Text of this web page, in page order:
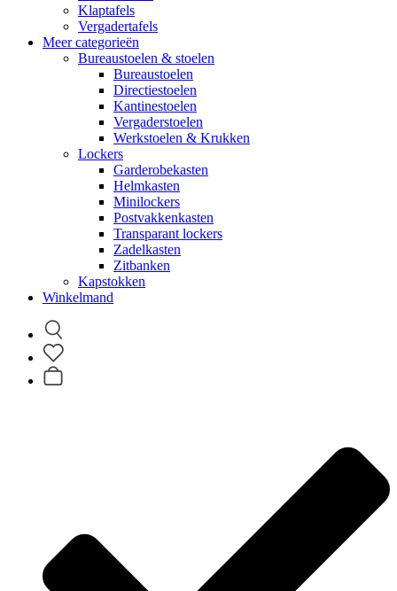
Klaptafels
Vergadertafels
Meer categorieën
Bureaustoelen & stoelen
Bureaustoelen
Directiestoelen
Kantinestoelen
Vergaderstoelen
Werkstoelen & Krukken
Lockers
Garderobekasten
Helmkasten
Minilockers
Postvakkenkasten
Transparant lockers
Zadelkasten
Zitbanken
Kapstokken
Winkelmand